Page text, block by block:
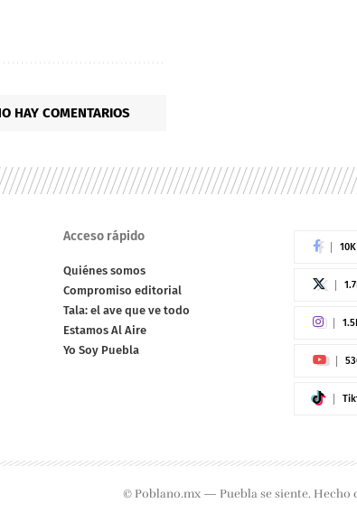
HAY COMENTARIOS
Acceso rápido
Quiénes somos
Compromiso editorial
Tala: el ave que ve todo
Estamos Al Aire
Yo Soy Puebla
10K
© Poblano.mx — Puebla se siente. Hecho